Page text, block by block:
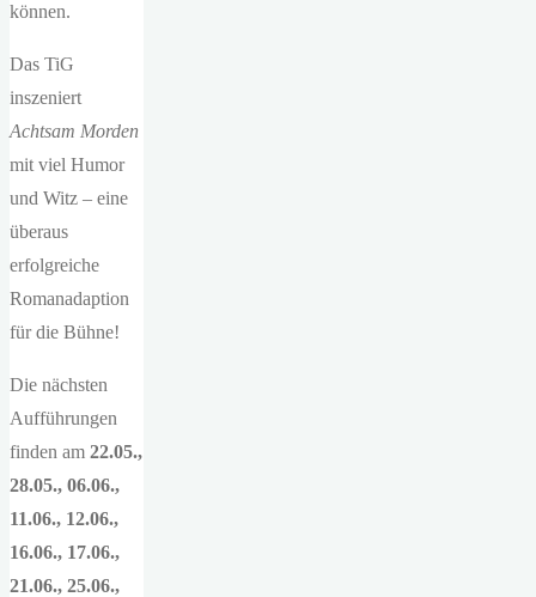
können.
Das TiG
inszeniert
Achtsam Morden
mit viel Humor
und Witz – eine
überaus
erfolgreiche
Romanadaption
für die Bühne!
Die nächsten
Aufführungen
finden am 22.05.,
28.05., 06.06.,
11.06., 12.06.,
16.06., 17.06.,
21.06., 25.06.,